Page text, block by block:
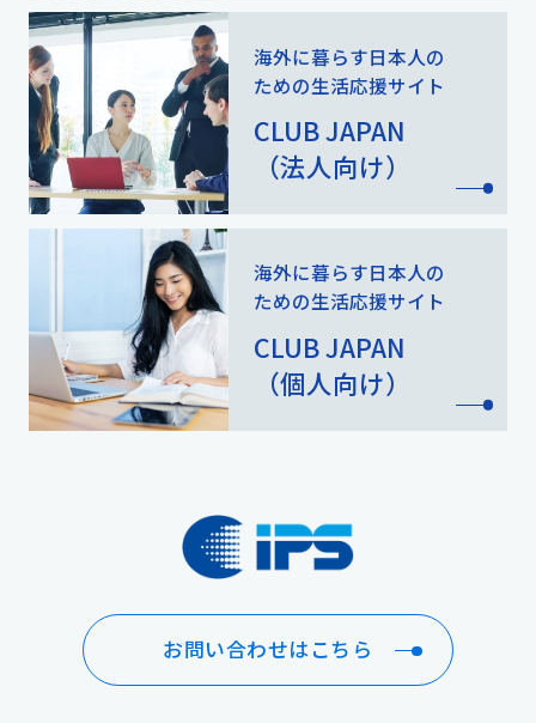
海外に暮らす日本人の
ための生活応援サイト
CLUB JAPAN
（法人向け）
海外に暮らす日本人の
ための生活応援サイト
CLUB JAPAN
（個人向け）
お問い合わせはこちら